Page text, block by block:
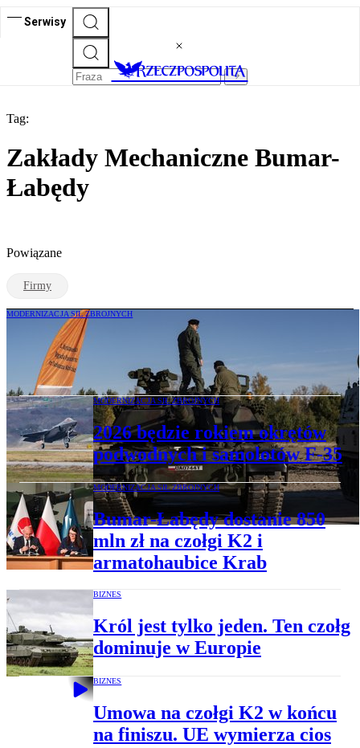
Serwisy
Tag:
Zakłady Mechaniczne Bumar-
Łabędy
Powiązane
Firmy
MODERNIZACJA SIŁ ZBROJNYCH
Prawie 50 mld zł na uzbrojenie z USA do
końca 2027 r.
MODERNIZACJA SIŁ ZBROJNYCH
2026 będzie rokiem okrętów
podwodnych i samolotów F-35
MODERNIZACJA SIŁ ZBROJNYCH
Bumar-Łabędy dostanie 850
mln zł na czołgi K2 i
armatohaubice Krab
BIZNES
Król jest tylko jeden. Ten czołg
dominuje w Europie
BIZNES
Umowa na czołgi K2 w końcu
na finiszu. UE wymierza cios